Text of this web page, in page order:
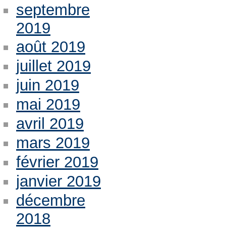
septembre
2019
août 2019
juillet 2019
juin 2019
mai 2019
avril 2019
mars 2019
février 2019
janvier 2019
décembre
2018